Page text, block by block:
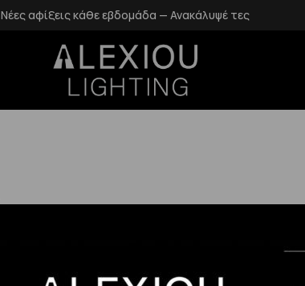
Νέες αφίξεις κάθε εβδομάδα — Ανακάλυψέ τες